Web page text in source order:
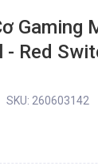
Gaming
- Red
SKU: 260603142